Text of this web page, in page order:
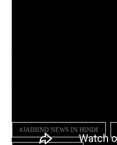
#JAIHIND NEWS IN HINDI